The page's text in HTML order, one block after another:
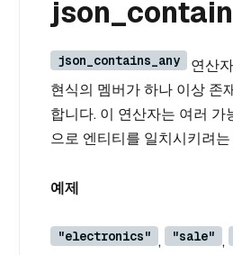
json_contains_any
연산
현식의 멤버가 하나 이상 존
합니다. 이 연산자는 여러 가
으로 엔티티를 일치시키려
예제
"electronics" , "sale" ,